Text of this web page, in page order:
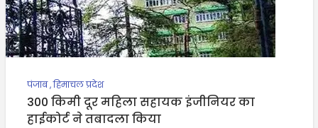
पंजाब,हिमाचल प्रदेश
300 किमी दूर महिला सहायक इंजीनियर का
हाईकोर्ट ने तबादला किया